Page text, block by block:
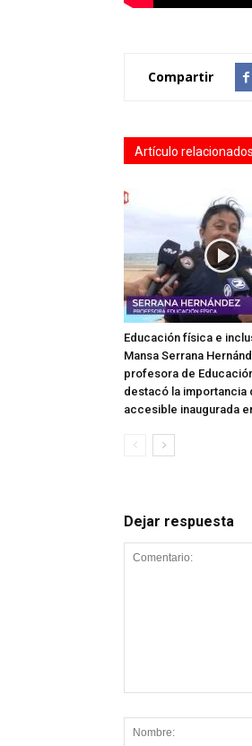
Compartir
Artículo relacionados
Educación física e
Mansa Serrana
profesora de
destacó la importancia
accesible inaugurada
Dejar respuesta